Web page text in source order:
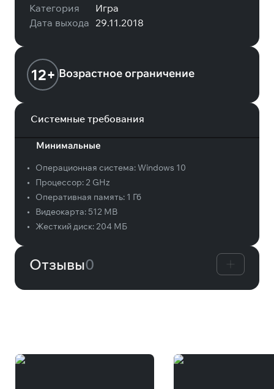
Категория
Игра
Дата выхода 29.11.2018
12+ Возрастное ограничение
Системные требования
Минимальные
• Операционная система:Windows 10
•
Процессор:2 GHz
•
Оперативная память: 1 Гб
•
Видеокарта: 512 MB
•
Жесткий диск:204 МБ
Отзывы0